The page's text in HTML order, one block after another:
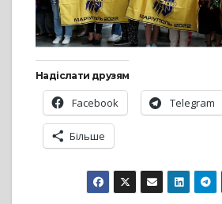
Надіслати друзям
Facebook Telegram
Більше